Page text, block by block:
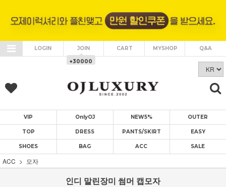
LOGIN
JOIN
+30000
CART MYSHOP Q&A
VIP OnlyOJ NEW5% OUTER
TOP DRESS PANTS/SKIRT EASY
SHOES BAG ACC SALE
ACC 모자
인디 말린장미 썸머 캡모자